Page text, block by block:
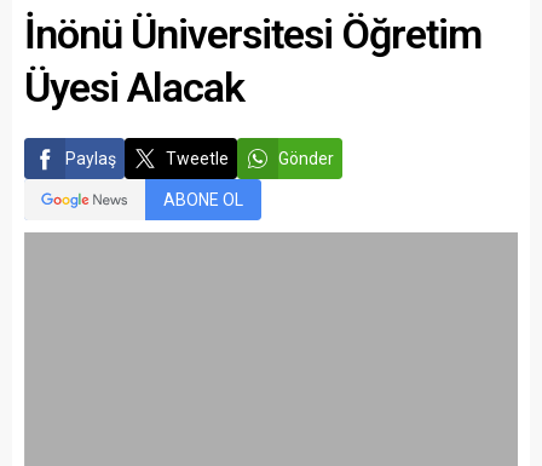
İnönü Üniversitesi Öğretim
Üyesi Alacak
Paylaş Tweetle Gönder
ABONE OL